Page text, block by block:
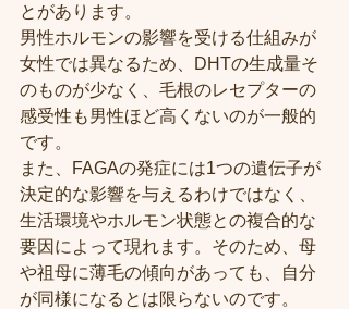
とがあります。
男性ホルモンの影響を受ける仕組みが
女性では異なるため、DHTの生成量そ
のものが少なく、毛根のレセプターの
感受性も男性ほど高くないのが一般的
です。
また、FAGAの発症には1つの遺伝子が
決定的な影響を与えるわけではなく、
生活環境やホルモン状態との複合的な
要因によって現れます。そのため、母
や祖母に薄毛の傾向があっても、自分
が同様になるとは限らないのです。